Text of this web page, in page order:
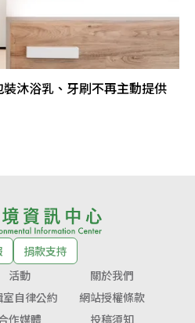
沐浴乳、牙刷不再主動提供
捐款支持
活動
關於我們
室自律公約
網站授權條款
作媒體 投稿須知